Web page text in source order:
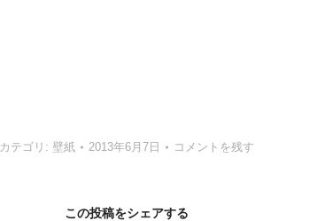
カテゴリ: 壁紙 2013年6月7日 コメントを残す
この投稿をシェアする